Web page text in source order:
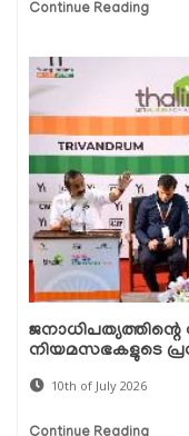
Continue Reading
നിയമസഭകളുടെ
10th of July 2026